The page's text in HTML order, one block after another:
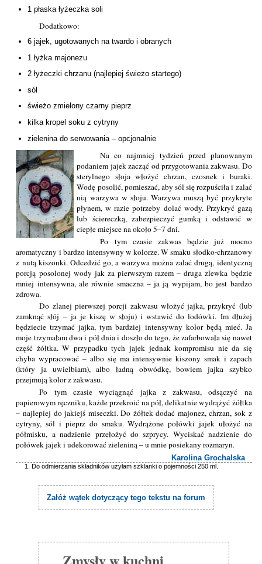
1 płaska łyżeczka soli
Dodatkowo:
6 jajek, ugotowanych na twardo i obranych
1 łyżka majonezu
2 łyżeczki chrzanu (najlepiej świeżo startego)
sól
świeżo zmielony czarny pieprz
kilka kropel soku z cytryny
zielenina do serwowania – opcjonalnie
Na co najmniej tydzień przed planowanym
podaniem jajek zacząć od przygotowania zakwasu. Do
sterylnego słoja włożyć chrzan, czosnek i buraki.
Wodę posolić, pomieszać, aby sól się rozpuściła i zalać
nią warzywa w słoju. Warzywa muszą być przykryte
płynem, w razie potrzeby dolać wody. Przykryć gazą
lub ściereczką, zabezpieczyć gumką i odstawić w
ciepłe miejsce na około 5–7 dni.
Po tym czasie zakwas będzie już mocno
aromatyczny i bardzo intensywny w kolorze. W smaku słodko-chrzanowy
z nutą kiszonki. Odcedzić go, a warzywa można zalać drugą, identyczną
porcją posolonej wody jak za pierwszym razem – druga zlewka będzie
mniej intensywna, ale równie smaczna – ja ją wypijam, bo jest bardzo
zdrowa.
Do zlanej pierwszej porcji zakwasu włożyć jajka, przykryć (lub
zamknąć słój – ja je kiszę w słoju) i wstawić do lodówki. Im dłużej
będziecie trzymać jajka, tym bardziej intensywny kolor będą mieć. Ja
moje trzymałam dwa i pół dnia i doszło do tego, że zafarbowała się nawet
część żółtka. W przypadku tych jajek jednak kompromisu nie da się
chyba wypracować – albo się ma intensywnie kiszony smak i zapach
(który ja uwielbiam), albo ładną obwódkę, bowiem jajka szybko
przejmują kolor z zakwasu.
Po tym czasie wyciągnąć jajka z zakwasu, odsączyć na
papierowym ręczniku, każde przekroić na pół, delikatnie wydrążyć żółtka
– najlepiej do jakiejś miseczki. Do żółtek dodać majonez, chrzan, sok z
cytryny, sól i pieprz do smaku. Wydrążone połówki jajek ułożyć na
półmisku, a nadzienie przełożyć do szprycy. Wyciskać nadzienie do
połówek jajek i udekorować zieleniną – u mnie posiekany rozmaryn.
Karolina Grochalska
Do odmierzania składników użyłam szklanki o pojemności 250 ml.
Załóż wątek dotyczący tego tekstu na forum